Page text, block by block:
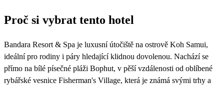
Proč si vybrat tento hotel
Bandara Resort & Spa je luxusní útočiště na ostrově Koh Samui,
ideální pro rodiny i páry hledající klidnou dovolenou. Nachází se
přímo na bílé písečné pláži Bophut, v pěší vzdálenosti od oblíbené
rybářské vesnice Fisherman's Village, která je známá svými trhy a